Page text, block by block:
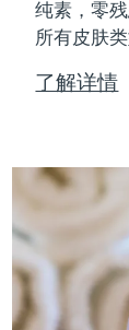
纯素，零
所有皮肤类
了解详情